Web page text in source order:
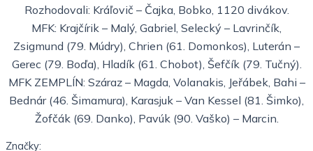
Rozhodovali: Kráľovič – Čajka, Bobko, 1120 divákov.
MFK: Krajčírik – Malý, Gabriel, Selecký – Lavrinčík,
Zsigmund (79. Múdry), Chrien (61. Domonkos), Luterán –
Gerec (79. Boďa), Hladík (61. Chobot), Šefčík (79. Tučný).
MFK ZEMPLÍN: Száraz – Magda, Volanakis, Jeřábek, Bahi –
Bednár (46. Šimamura), Karasjuk – Van Kessel (81. Šimko),
Žofčák (69. Danko), Pavúk (90. Vaško) – Marcin.
Značky: